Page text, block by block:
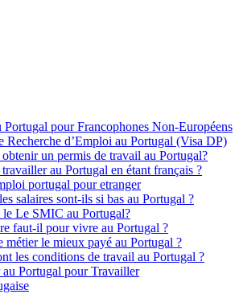
Portugal pour Francophones Non-Européens
Recherche d’Emploi au Portugal (Visa DP)
un permis de travail au Portugal?
au Portugal en étant français ?
portugal pour etranger
salaires sont-ils si bas au Portugal ?
le Le SMIC au Portugal?
faut-il pour vivre au Portugal ?
métier le mieux payé au Portugal ?
les conditions de travail au Portugal ?
au Portugal pour Travailler